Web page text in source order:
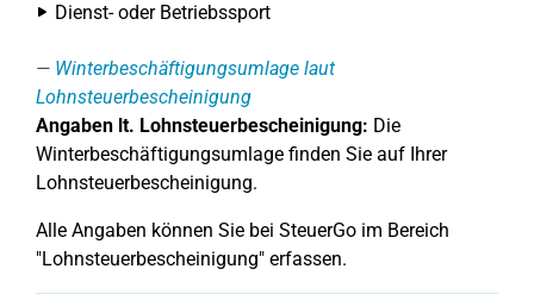
Dienst- oder Betriebssport
Winterbeschäftigungsumlage laut
Lohnsteuerbescheinigung
Angaben lt. Lohnsteuerbescheinigung: Die
Winterbeschäftigungsumlage finden Sie auf Ihrer
Lohnsteuerbescheinigung.
Alle Angaben können Sie bei SteuerGo im Bereich
"Lohnsteuerbescheinigung" erfassen.